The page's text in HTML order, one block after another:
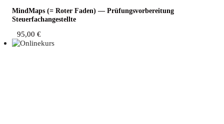
Mind­Maps (= Roter Faden) — Prü­fungs­vor­be­rei­tung
Steuerfachangestellte
95,00 €